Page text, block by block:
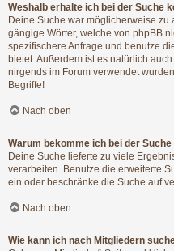
Weshalb erhalte ich bei der Suche
Deine Suche war möglicherweise
gängige Wörter, welche von phpBB
spezifischere Anfrage und benutze
bietet. Außerdem ist es natürlich
nirgends im Forum verwendet
Begriffe!
Nach oben
Warum bekomme ich bei der
Deine Suche lieferte zu viele
verarbeiten. Benutze die erweiterte
ein oder beschränke die Suche auf
Nach oben
Wie kann ich nach Mitgliedern